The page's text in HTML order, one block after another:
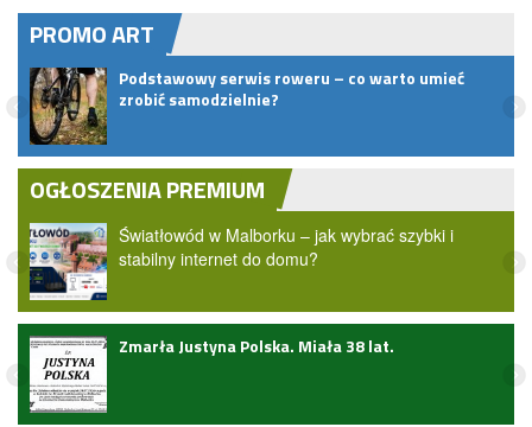
PROMO ART
Podstawowy serwis roweru – co warto umieć
zrobić samodzielnie?
OGŁOSZENIA PREMIUM
Światłowód w Malborku – jak wybrać szybki i
stabilny internet do domu?
Zmarła Justyna Polska. Miała 38 lat.